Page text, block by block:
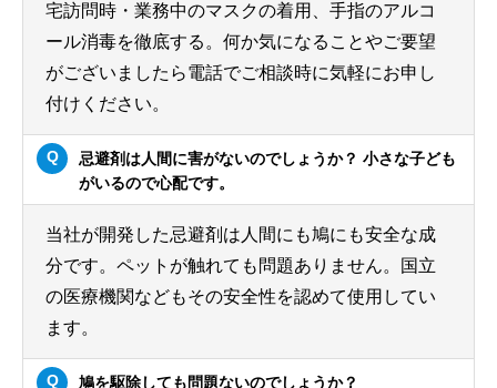
宅訪問時・業務中のマスクの着用、手指のアルコ
ール消毒を徹底する。何か気になることやご要望
がございましたら電話でご相談時に気軽にお申し
付けください。
忌避剤は人間に害がないのでしょうか？ 小さな子ども
がいるので心配です。
当社が開発した忌避剤は人間にも鳩にも安全な成
分です。ペットが触れても問題ありません。国立
の医療機関などもその安全性を認めて使用してい
ます。
鳩を駆除しても問題ないのでしょうか？